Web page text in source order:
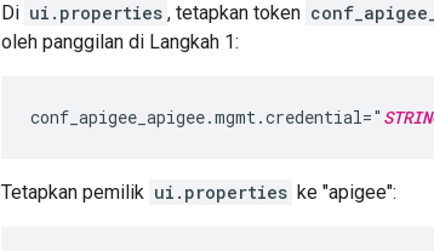
Di ui.properties , tetapkan token
oleh panggilan di Langkah 1:
conf_apigee_apigee.mgmt.credential="
Tetapkan pemilik ui.properties ke "apigee":